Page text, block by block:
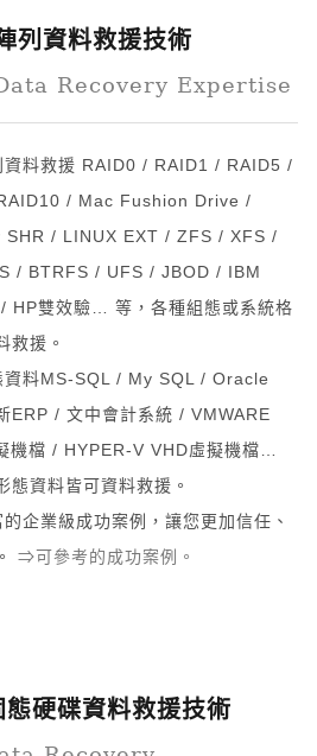
列資料救援技術
Recovery Expertise
資料救援 RAID0 / RAID1 / RAID5 /
/ Mac Fushion Drive /
SHR / LINUX EXT / ZFS / XFS /
/ BTRFS / UFS / JBOD / IBM
HP雙效驗… 等，各種組態或系統格
救援。
資料MS-SQL / My SQL / Oracle
ERP / 文中會計系統 / VMWARE
機檔 / HYPER-V VHD虛擬機檔…
態資料皆可資料救援。
企業級成功案例，讓您更加信任、
⇒可參考的成功案例。
硬碟資料救援技術